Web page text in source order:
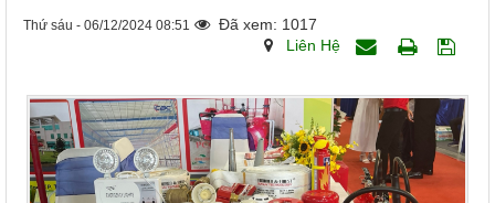
Thứ sáu - 06/12/2024 08:51
Đã xem: 1017
Liên Hệ